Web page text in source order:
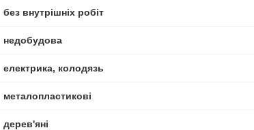
без внутрішніх робіт
недобудова
електрика, колодязь
металопластикові
дерев'яні